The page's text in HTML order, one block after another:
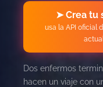
➤ Crea tu
usa la API oficial
Dos enfermos
hacen un viaje con